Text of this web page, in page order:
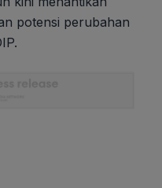
potensi perubahan